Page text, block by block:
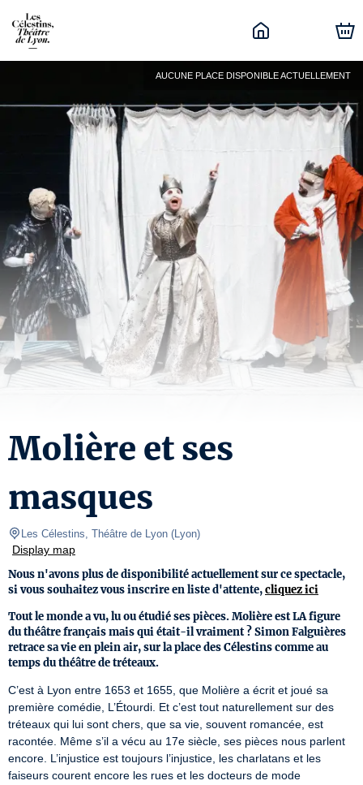
AUCUNE PLACE DISPONIBLE ACTUELLEMENT
Molière et ses
masques
Les Célestins, Théâtre de Lyon (Lyon)
Display map
Nous n'avons plus de disponibilité actuellement sur ce spectacle,
si vous souhaitez vous inscrire en liste d'attente,cliquez ici
Tout le monde a vu, lu ou étudié ses pièces. Molière est LA figure
du théâtre français mais qui était-il vraiment ? Simon Falguières
retrace sa vie en plein air, sur la place des Célestins comme au
temps du théâtre de tréteaux.
C’est à Lyon entre 1653 et 1655, que Molière a écrit et joué sa
première comédie, L’Étourdi. Et c’est tout naturellement sur des
tréteaux qui lui sont chers, que sa vie, souvent romancée, est
racontée. Même s’il a vécu au 17e siècle, ses pièces nous parlent
encore. L’injustice est toujours l’injustice, les charlatans et les
faiseurs courent encore les rues et les docteurs de mode